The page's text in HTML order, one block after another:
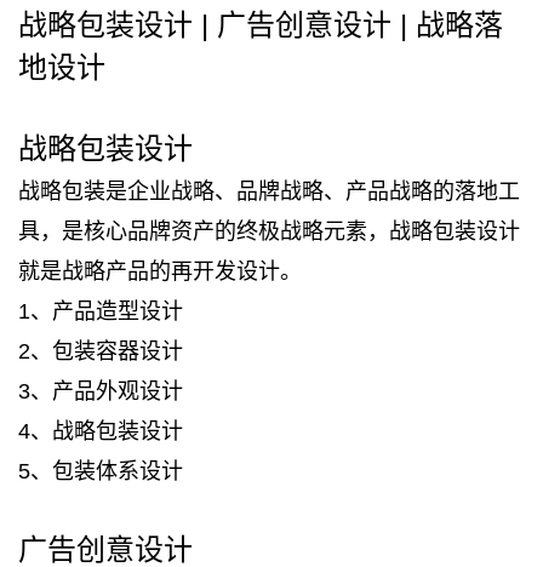
战略包装设计 | 广告创意设计 | 战略落
地设计
战略包装设计
战略包装是企业战略、品牌战略、产品战略的落地工
具，是核心品牌资产的终极战略元素，战略包装设计
就是战略产品的再开发设计。
1、产品造型设计
2、包装容器设计
3、产品外观设计
4、战略包装设计
5、包装体系设计
广告创意设计